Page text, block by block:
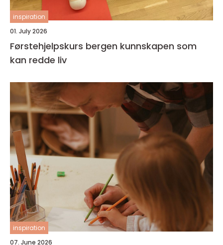
inspiration
01. July 2026
Førstehjelpskurs bergen kunnskapen som
kan redde liv
inspiration
07. June 2026